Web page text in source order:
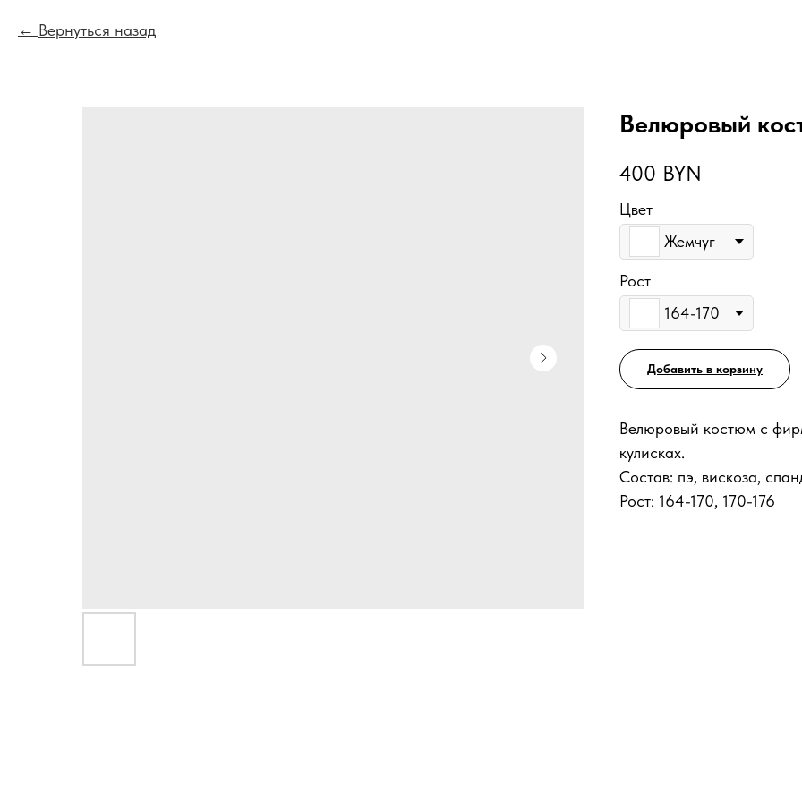
Вернуться назад
Велюровый
400 BYN
Цвет
Жемчуг
Рост
164-170
Добавить в корзину
Велюровый костюм с
кулисках.
Состав: пэ, вискоза,
Рост: 164-170, 170-176